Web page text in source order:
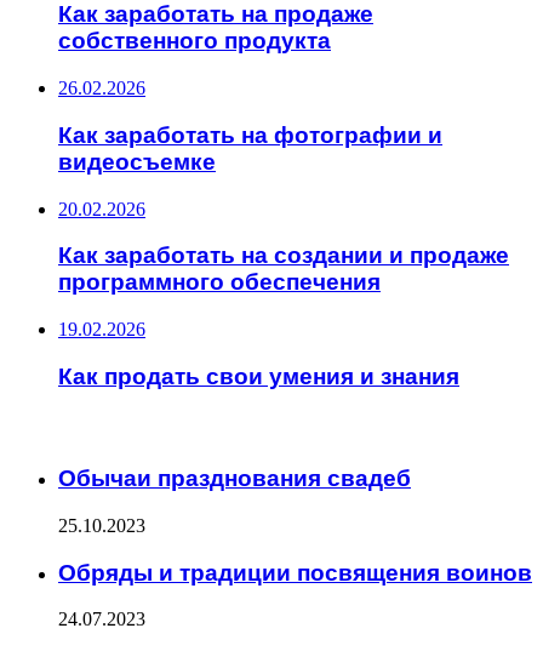
Как заработать на продаже
собственного продукта
26.02.2026
Как заработать на фотографии и
видеосъемке
20.02.2026
Как заработать на создании и продаже
программного обеспечения
19.02.2026
Как продать свои умения и знания
Обычаи празднования свадеб
25.10.2023
Обряды и традиции посвящения воинов
24.07.2023